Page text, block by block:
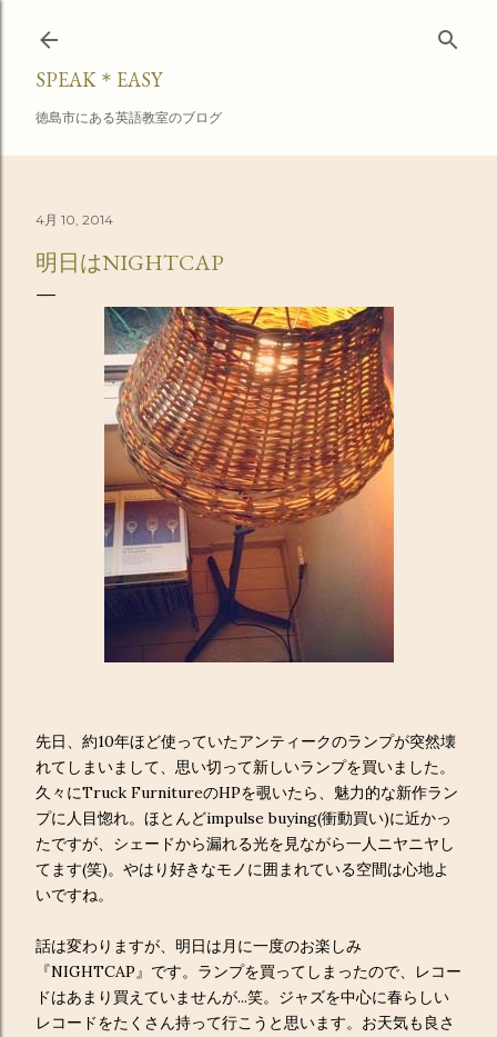
スキップしてメイン コンテンツに移動
SPEAK＊EASY
徳島市にある英語教室のブログ
4月 10, 2014
明日はNIGHTCAP
先日、約10年ほど使っていたアンティークのランプが突然壊
れてしまいまして、思い切って新しいランプを買いました。
久々にTruck FurnitureのHPを覗いたら、魅力的な新作ラン
プに人目惚れ。ほとんどimpulse buying(衝動買い)に近かっ
たですが、シェードから漏れる光を見ながら一人ニヤニヤし
てます(笑)。やはり好きなモノに囲まれている空間は心地よ
いですね。
話は変わりますが、明日は月に一度のお楽しみ
『NIGHTCAP』です。ランプを買ってしまったので、レコー
ドはあまり買えていませんが...笑。ジャズを中心に春らしい
レコードをたくさん持って行こうと思います。お天気も良さ